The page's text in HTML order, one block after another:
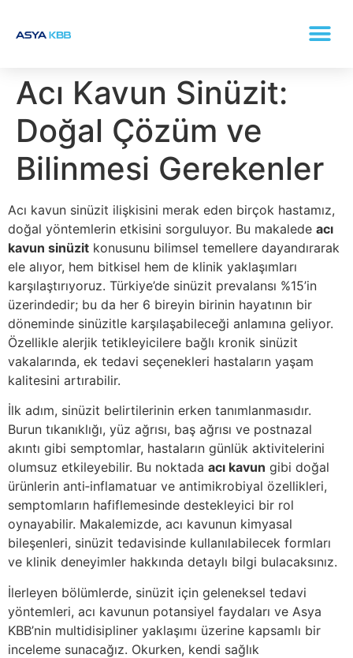
Acı Kavun Sinüzit:
Doğal Çözüm ve
Bilinmesi Gerekenler
Acı kavun sinüzit ilişkisini merak eden birçok hastamız,
doğal yöntemlerin etkisini sorguluyor. Bu makalede acı
kavun sinüzit konusunu bilimsel temellere dayandırarak
ele alıyor, hem bitkisel hem de klinik yaklaşımları
karşılaştırıyoruz. Türkiye’de sinüzit prevalansı %15’in
üzerindedir; bu da her 6 bireyin birinin hayatının bir
döneminde sinüzitle karşılaşabileceği anlamına geliyor.
Özellikle alerjik tetikleyicilere bağlı kronik sinüzit
vakalarında, ek tedavi seçenekleri hastaların yaşam
kalitesini artırabilir.
İlk adım, sinüzit belirtilerinin erken tanımlanmasıdır.
Burun tıkanıklığı, yüz ağrısı, baş ağrısı ve postnazal
akıntı gibi semptomlar, hastaların günlük aktivitelerini
olumsuz etkileyebilir. Bu noktada acı kavun gibi doğal
ürünlerin anti‑inflamatuar ve antimikrobiyal özellikleri,
semptomların hafiflemesinde destekleyici bir rol
oynayabilir. Makalemizde, acı kavunun kimyasal
bileşenleri, sinüzit tedavisinde kullanılabilecek formları
ve klinik deneyimler hakkında detaylı bilgi bulacaksınız.
İlerleyen bölümlerde, sinüzit için geleneksel tedavi
yöntemleri, acı kavunun potansiyel faydaları ve Asya
KBB’nin multidisipliner yaklaşımı üzerine kapsamlı bir
inceleme sunacağız. Okurken, kendi sağlık